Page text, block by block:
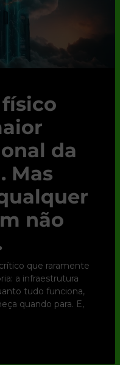
da
Mas
não
que raramente
a infraestrutura
tudo funciona,
quando para. E,